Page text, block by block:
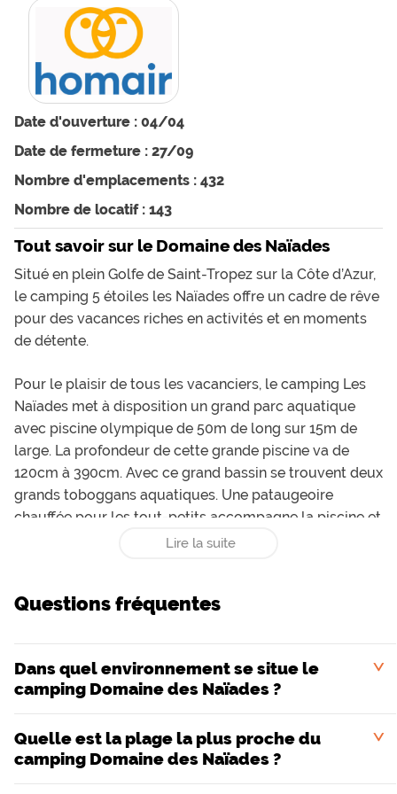
Date d'ouverture : 04/04
Date de fermeture : 27/09
Nombre d'emplacements : 432
Nombre de locatif : 143
Tout savoir sur le Domaine des Naïades
Situé en plein Golfe de Saint-Tropez sur la Côte d’Azur,
le camping 5 étoiles les Naïades offre un cadre de rêve
pour des vacances riches en activités et en moments
de détente.
Pour le plaisir de tous les vacanciers, le camping Les
Naïades met à disposition un grand parc aquatique
avec piscine olympique de 50m de long sur 15m de
large. La profondeur de cette grande piscine va de
120cm à 390cm. Avec ce grand bassin se trouvent deux
grands toboggans aquatiques. Une pataugeoire
chauffée pour les tout-petits accompagne la piscine et
dispose de jeux aqualudiques avec mini-toboggan. Au
leurs journées. Les amateurs de sport ne manqueront
pétanque. Une mini-ferme est également présente et
promet aux enfants de passer de très bons moments.
Le camping se trouvant à moins de 1km de la
méditerranée,il sera facile de rejoindre une plage pour
se baigner.
Lire la suite
Questions fréquentes
<
Dans quel environnement se situe le
camping Domaine des Naïades ?
<
Quelle est la plage la plus proche du
camping Domaine des Naïades ?